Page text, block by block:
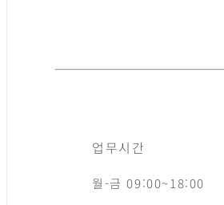
업무시간
월-금 09:00~18:00